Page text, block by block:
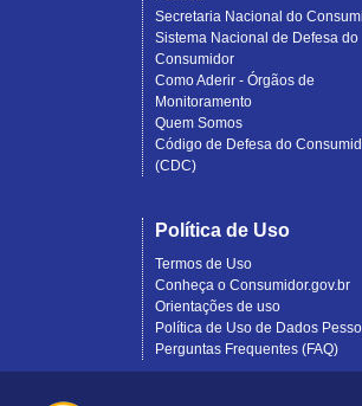
Secretaria Nacional do
Sistema Nacional de Defesa do
Consumidor
Como Aderir - Órgãos de
Monitoramento
Quem Somos
Código de Defesa do
(CDC)
Política de Uso
Termos de Uso
Conheça o Consumidor.gov.br
Orientações de uso
Política de Uso de Dados
Perguntas Frequentes (FAQ)